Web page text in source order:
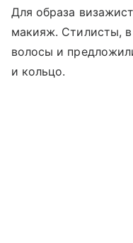
Для образа
макияж. Стилисты,
волосы и
и кольцо.